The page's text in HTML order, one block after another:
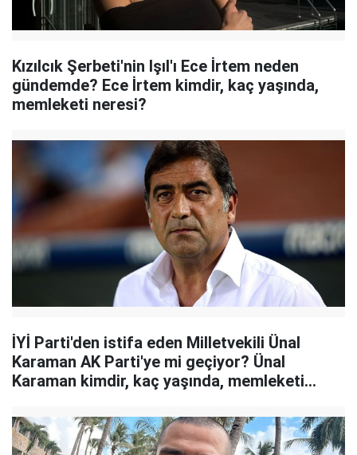
Kızılcık Şerbeti'nin Işıl'ı Ece İrtem neden
gündemde? Ece İrtem kimdir, kaç yaşında,
memleketi neresi?
İYİ Parti'den istifa eden Milletvekili Ünal
Karaman AK Parti'ye mi geçiyor? Ünal
Karaman kimdir, kaç yaşında, memleketi